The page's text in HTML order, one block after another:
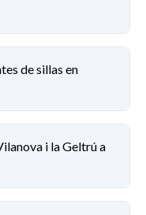
de sillas en
i la Geltrú a